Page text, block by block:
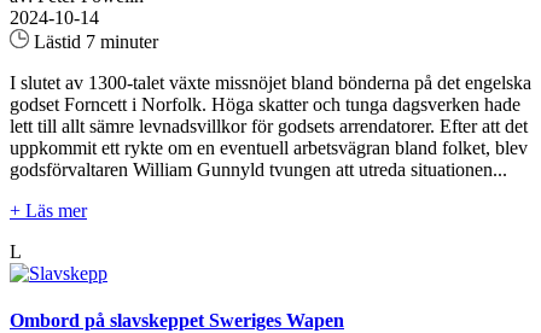
2024-10-14
Lästid 7 minuter
I slutet av 1300-talet växte missnöjet bland bönderna på det engelska
godset Forncett i Norfolk. Höga skatter och tunga dagsverken hade
lett till allt sämre levnadsvillkor för godsets arrendatorer. Efter att det
uppkommit ett rykte om en eventuell arbetsvägran bland folket, blev
godsförvaltaren William Gunnyld tvungen att utreda situationen...
+ Läs mer
L
Ombord på slavskeppet Sweriges Wapen